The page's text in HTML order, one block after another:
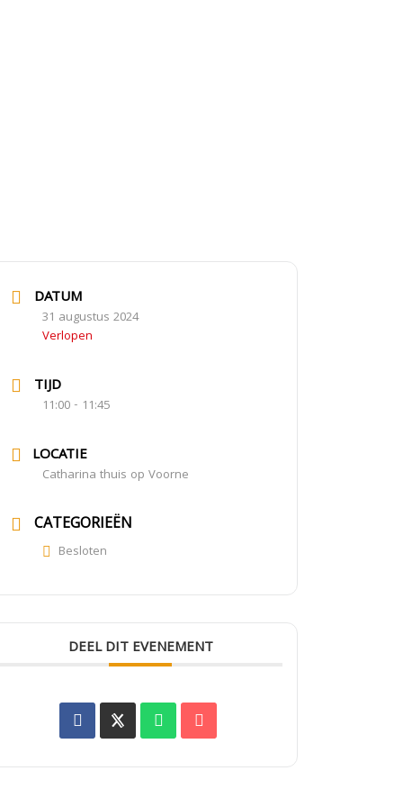
DATUM
31 augustus 2024
Verlopen
TIJD
11:00 - 11:45
LOCATIE
Catharina thuis op Voorne
CATEGORIEËN
Besloten
DEEL DIT EVENEMENT